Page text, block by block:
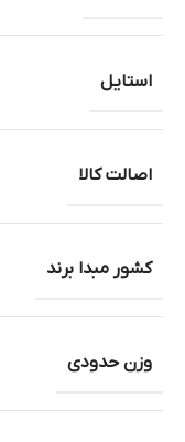
استایل
اصالت کالا
کشور مبدا برند
وزن حدودی